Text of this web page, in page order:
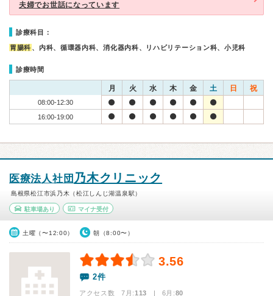
夫婦でお世話になっています
診療科目：
胃腸科 、内科、循環器内科、消化器内科、リハビリテーション科、小児科
診療時間
月 火 水 木 金 土 日 祝
08:00-12:30
16:00-19:00
医療法人社団 乃木クリニック
島根県松江市浜乃木（松江しんじ湖温泉駅）
駐車場あり マイナ受付
土曜（〜12:00） 朝（8:00〜）
3.56
2件
アクセス数 7月:113 | 6月:80